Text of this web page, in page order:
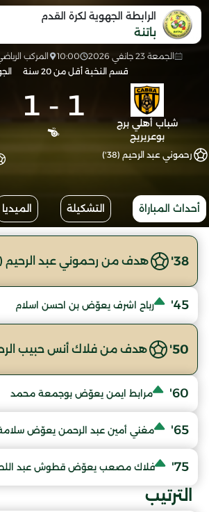
الرابطة الجهوية لكرة القدم
باتنة
الجمعة 23 جانفي 2026 10:00
المركب الرياضي 20 أوت برج
قسم النخبة أقل من 20 سنة
شباب أهلي برج
بوعريريج
1
-
1
رحموني عبد الرحيم (38')
أحداث المباراة التشكيلة الميديا
38' هدف من رحموني عبد الرحيم
45' رباح اشرف يعوّض بن احسن اسلام
50' هدف من فلاك أنس حبيب
60' مرابط ايمن يعوّض بوجمعة محمد
65' مغني أمين عبد الرحمن يعوّض
75' فلاك مصعب يعوّض قطوش عبد
الترتيب